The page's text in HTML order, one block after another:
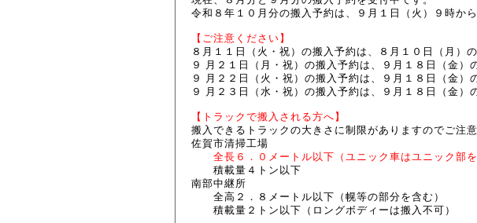
令和８年１０月分の搬入予約は、９月１日（火）９時から
【ご注意ください】
８月１１日（火・祝）の搬入予約は、８月１０日（月）
９ 月２１日（月・祝）の搬入予約は、９月１８日（金）
９ 月２２日（火・祝）の搬入予約は、９月１８日（金）
９ 月２３日（水・祝）の搬入予約は、９月１８日（金）
【トラックで搬入される方へ】
搬入できるトラックの大きさに制限がありますのでご注意
佐賀市清掃工場
全長６．０メートル以下（ユニック車はユニック部を
積載量４トン以下
南部中継所
全高２．８メートル以下（幌等の部分を含む）
積載量２トン以下（ロングボディーは搬入不可）